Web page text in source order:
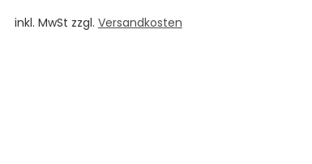
inkl. MwSt zzgl. Versandkosten